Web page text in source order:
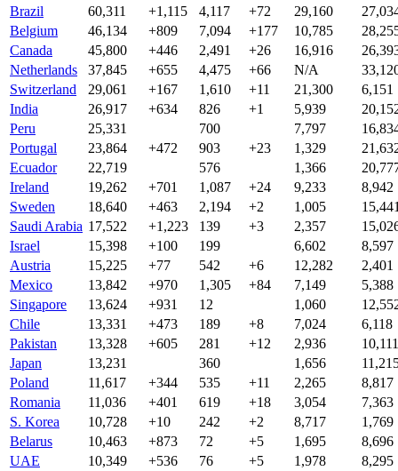
Brazil
60,311 +1,115 4,117 +72 29,160
Belgium
46,134 +809 7,094 +177 10,785
Canada
45,800 +446 2,491 +26 16,916
Netherlands
37,845 +655 4,475 +66 N/A
Switzerland
29,061 +167 1,610 +11 21,300
6,151
India
26,917 +634 826 +1 5,939
Peru
25,331 700 7,797
Portugal
23,864 +472 903 +23 1,329
Ecuador
22,719 576 1,366
Ireland
19,262 +701 1,087 +24 9,233
8,942
Sweden
18,640 +463 2,194 +2 1,005
Saudi Arabia 17,522 +1,223 139 +3 2,357
Israel
15,398 +100 199 6,602
8,597
Austria
15,225 +77 542 +6 12,282
2,401
Mexico
13,842 +970 1,305 +84 7,149
5,388
Singapore
13,624 +931 12 1,060
Chile
13,331 +473 189 +8 7,024
6,118
Pakistan
13,328 +605 281 +12 2,936
10,111
Japan
13,231 360 1,656
Poland
11,617 +344 535 +11 2,265
8,817
Romania
11,036 +401 619 +18 3,054
7,363
S. Korea
10,728 +10 242 +2 8,717
1,769
Belarus
10,463 +873 72 +5 1,695
8,696
UAE
10,349 +536 76 +5 1,978
8,295